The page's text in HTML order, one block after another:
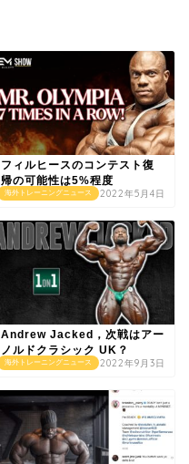
海外トレーニングニュース
フィルヒースのコンテスト復
帰の可能性は5%程度
2022年5月4日
海外トレーニングニュース
Andrew Jacked，次戦はアー
ノルドクラシック UK？
2022年9月3日